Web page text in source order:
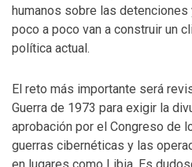
humanos sobre las detenciones
poco a poco van a construir un
política actual.
El reto más importante será
Guerra de 1973 para exigir la
aprobación por el Congreso de
guerras cibernéticas y las